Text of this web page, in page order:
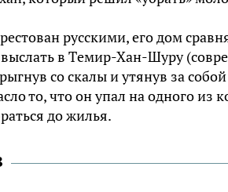
русскими, его дом
в Тeмир-Хaн-Шуру
со скалы и утянув за
то, что он упал на одного из
до жилья.